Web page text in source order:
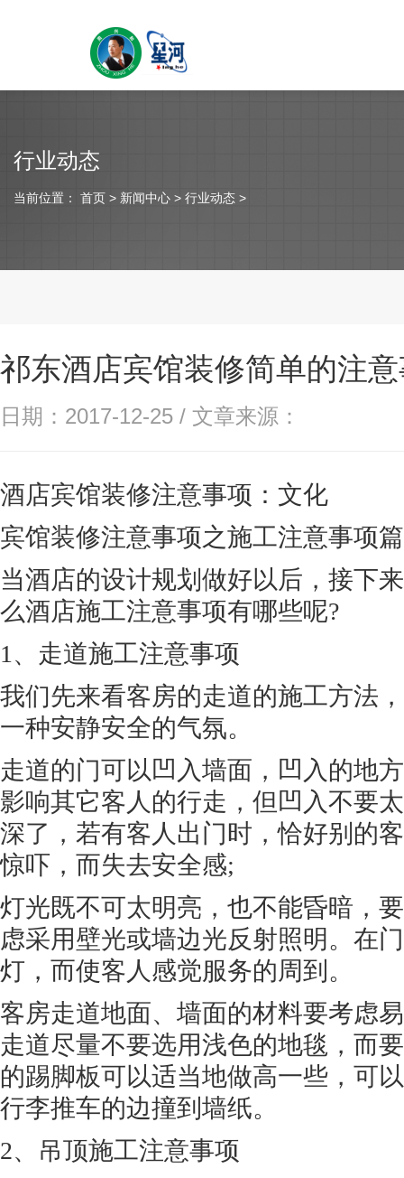
行业动态
当前位置： 首页 > 新闻中心 > 行业动态 >
祁东酒店宾馆装修简单的注
日期：2017-12-25 / 文章来源：
酒店宾馆装修注意事项：文化
宾馆装修注意事项之施工注意事项篇
当酒店的设计规划做好以后，接下
么酒店施工注意事项有哪些呢?
1、走道施工注意事项
我们先来看客房的走道的施工方法
一种安静安全的气氛。
走道的门可以凹入墙面，凹入的地
影响其它客人的行走，但凹入不要
深了，若有客人出门时，恰好别的
惊吓，而失去安全感;
灯光既不可太明亮，也不能昏暗，
虑采用壁光或墙边光反射照明。在
灯，而使客人感觉服务的周到。
客房走道地面、墙面的材料要考虑
走道尽量不要选用浅色的地毯，而
的踢脚板可以适当地做高一些，可
行李推车的边撞到墙纸。
2、吊顶施工注意事项